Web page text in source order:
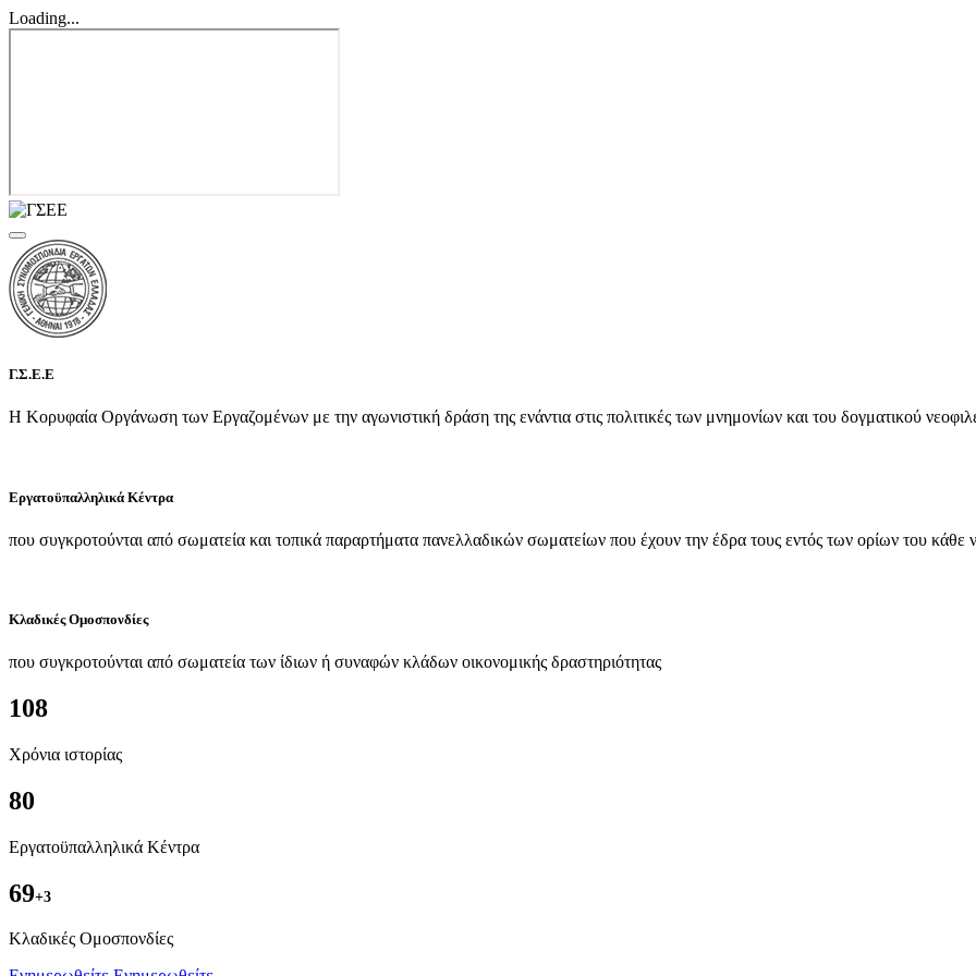
Loading...
Γ.Σ.Ε.Ε
Η Κορυφαία Οργάνωση των Εργαζομένων με την αγωνιστική δράση της ενάντια στις πολιτικές των μνημονίων και του δογματικού
Εργατοϋπαλληλικά Κέντρα
που συγκροτούνται από σωματεία και τοπικά παραρτήματα πανελλαδικών σωματείων που έχουν την έδρα τους εντός των ορίων του κάθε
Κλαδικές Ομοσπονδίες
που συγκροτούνται από σωματεία των ίδιων ή συναφών κλάδων οικονομικής δραστηριότητας
108
Χρόνια ιστορίας
80
Εργατοϋπαλληλικά Κέντρα
69+3
Kλαδικές Ομοσπονδίες